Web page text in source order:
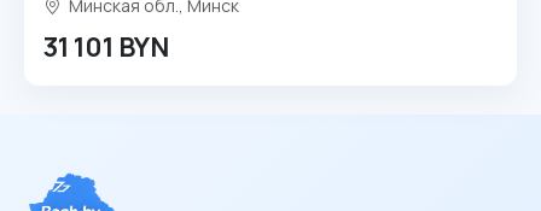
Минская обл., Минск
31 101 BYN